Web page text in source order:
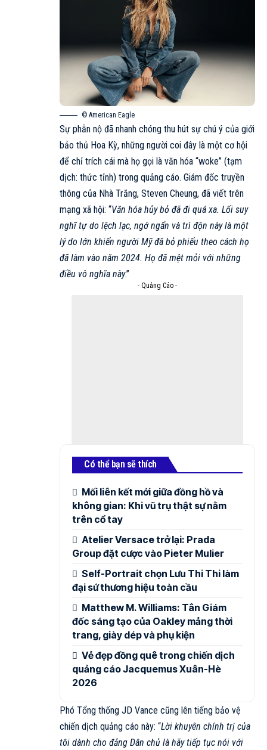
© American Eagle
Sự phẫn nộ đã nhanh chóng thu hút sự chú ý của giới
bảo thủ Hoa Kỳ, những người coi đây là một cơ hội
để chỉ trích cái mà họ gọi là văn hóa “woke” (tạm
dịch: thức tỉnh) trong quảng cáo. Giám đốc truyền
thông của Nhà Trắng, Steven Cheung, đã viết trên
mạng xã hội: “Văn hóa hủy bỏ đã đi quá xa. Lối suy
nghĩ tự do lệch lạc, ngớ ngẩn và trì độn này là một
lý do lớn khiến người Mỹ đã bỏ phiếu theo cách họ
đã làm vào năm 2024. Họ đã mệt mỏi với những
điều vô nghĩa này.”
- Quảng Cáo -
Có thể bạn sẽ thích
Mối liên kết mới giữa đồng hồ và
không gian: Khi vũ trụ thật sự nằm
trên cổ tay
Atelier Versace trở lại: Prada
Group đặt cược vào Pieter Mulier
Self-Portrait chọn Lưu Thi Thi làm
đại sứ thương hiệu toàn cầu
Matthew M. Williams: Tân Giám
đốc sáng tạo của Oakley mảng thời
trang, giày dép và phụ kiện
Vẻ đẹp đồng quê trong chiến dịch
quảng cáo Jacquemus Xuân-Hè
2026
Phó Tổng thống JD Vance cũng lên tiếng bảo vệ
chiến dịch quảng cáo này: “Lời khuyên chính trị của
tôi dành cho đảng Dân chủ là hãy tiếp tục nói với